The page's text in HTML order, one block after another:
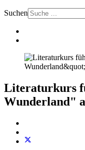
Suchen
Literaturkurs
Wunderland"